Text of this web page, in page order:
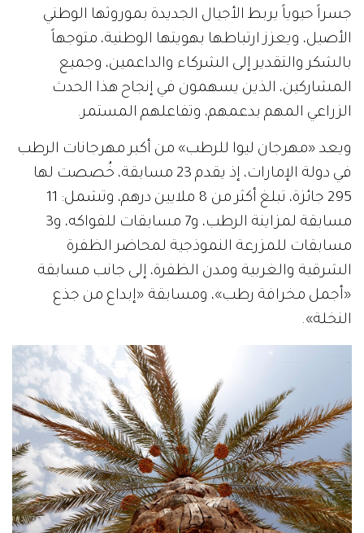
جسراً حيوياً يربط الأجيال الجديدة بموروثها الوطني
الأصيل، ويعزز ارتباطها بهويتها الوطنية، متوجهاً
بالشكر والتقدير إلى الشركاء والداعمين، وجميع
المشاركين، الذين يسهمون في إنجاح هذا الحدث
الزراعي المهم بدعمهم، وتفاعلهم المستمر.
ويعد «مهرجان ليوا للرطب» من أكبر مهرجانات الرطب
في دولة الإمارات، إذ يقدم 23 مسابقة، خُصصت لها
295 جائزة، تبلغ أكثر من 8 ملايين درهم، وتشمل: 11
مسابقة لمزاينة الرطب، و7 مسابقات للفواكه، و3
مسابقات للمزرعة النموذجية لمحاضر الظفرة
الشرقية والغربية ومدن الظفرة، إلى جانب مسابقة
«أجمل مخرافة رطب»، ومسابقة «إبداع من جذع
النخلة».